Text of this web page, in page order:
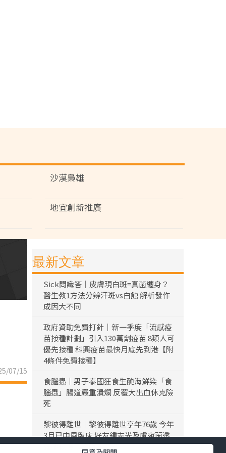
沙漠梟雄
地宜創新推廣
07/15
最新文章
Sick問識答｜皮膚現白斑=真菌纏身？
醫生教1方法分辨汗斑vs白蝕 解析發作
成因大不同
政府資助免費打針｜新一季度「流感疫
苗接種計劃」引入130萬劑疫苗 8類人可
優先接種 科興疫苗最快月底先到港【附
4條件免費接種】
食腦蟲｜男子泰國狂食生醃海鮮染「食
腦蟲」腸道嚴重潰爛 反覆大出血休克險
死
黎彼得離世｜黎彼得離世享年76歲 今年
3月已中風臥床 好友鍾志光及盧宛茵透
露黎彼得最後時光